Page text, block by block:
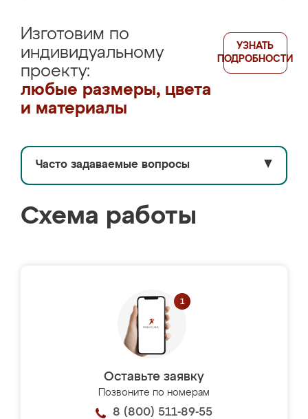
Изготовим по
индивидуальному
проекту:
любые размеры, цвета
и материалы
УЗНАТЬ
ПОДРОБНОСТИ
Часто задаваемые вопросы ▼
Схема работы
Оставьте заявку
Позвоните по номерам
8 (800) 511-89-55